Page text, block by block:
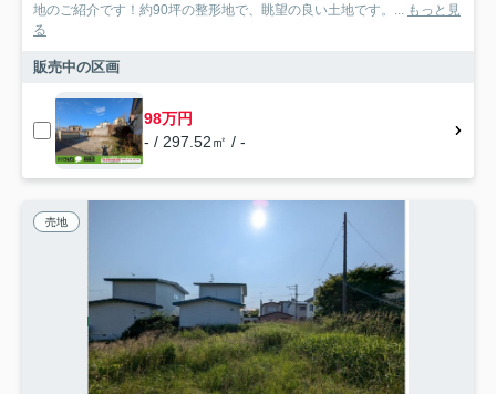
地のご紹介です！約90坪の整形地で、眺望の良い土地です。... もっと見
る
販売中の区画
98万円
- / 297.52㎡ / -
売地